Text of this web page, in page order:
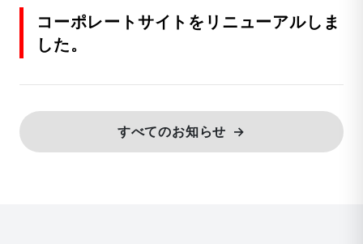
コーポレートサイトをリニューアルしま
した。
すべてのお知らせ